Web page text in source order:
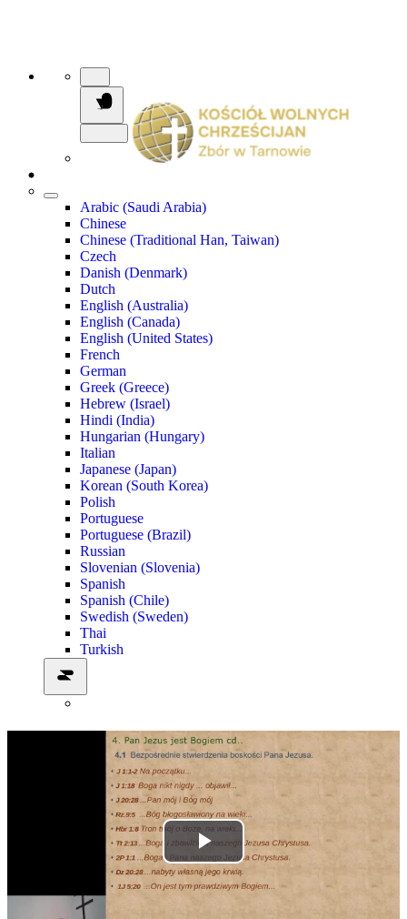
Arabic (Saudi Arabia)
Chinese
Chinese (Traditional Han, Taiwan)
Czech
Danish (Denmark)
Dutch
English (Australia)
English (Canada)
English (United States)
French
German
Greek (Greece)
Hebrew (Israel)
Hindi (India)
Hungarian (Hungary)
Italian
Japanese (Japan)
Korean (South Korea)
Polish
Portuguese
Portuguese (Brazil)
Russian
Slovenian (Slovenia)
Spanish
Spanish (Chile)
Swedish (Sweden)
Thai
Turkish
Play
Video